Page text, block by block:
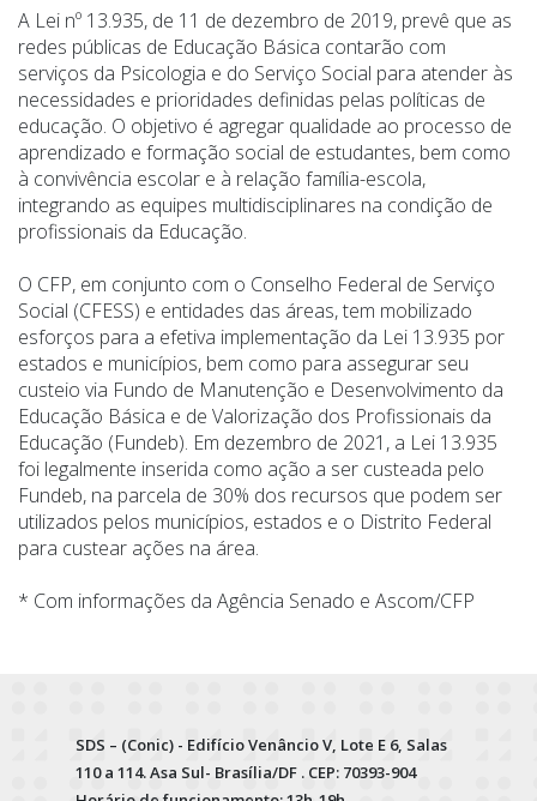
A Lei nº 13.935, de 11 de dezembro de 2019, prevê que as
redes públicas de Educação Básica contarão com
serviços da Psicologia e do Serviço Social para atender às
necessidades e prioridades definidas pelas políticas de
educação. O objetivo é agregar qualidade ao processo de
aprendizado e formação social de estudantes, bem como
à convivência escolar e à relação família-escola,
integrando as equipes multidisciplinares na condição de
profissionais da Educação.
O CFP, em conjunto com o Conselho Federal de Serviço
Social (CFESS) e entidades das áreas, tem mobilizado
esforços para a efetiva implementação da Lei 13.935 por
estados e municípios, bem como para assegurar seu
custeio via Fundo de Manutenção e Desenvolvimento da
Educação Básica e de Valorização dos Profissionais da
Educação (Fundeb). Em dezembro de 2021, a Lei 13.935
foi legalmente inserida como ação a ser custeada pelo
Fundeb, na parcela de 30% dos recursos que podem ser
utilizados pelos municípios, estados e o Distrito Federal
para custear ações na área.
* Com informações da Agência Senado e Ascom/CFP
SDS – (Conic) - Edifício Venâncio V, Lote E 6, Salas
110 a 114. Asa Sul- Brasília/DF . CEP: 70393-904